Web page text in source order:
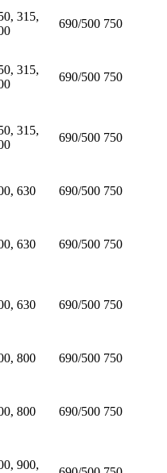
315,
690/500 750
315,
690/500 750
315,
690/500 750
630 690/500 750
630 690/500 750
630 690/500 750
800 690/500 750
800 690/500 750
900,